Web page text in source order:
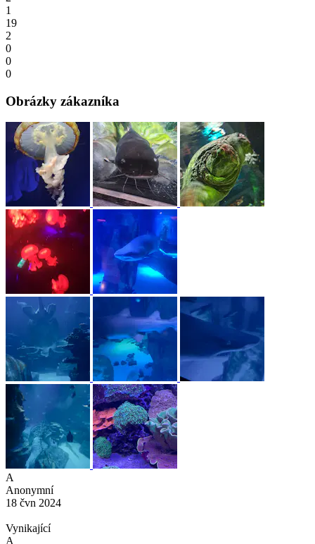
1
19
2
0
0
0
Obrázky zákazníka
A
Anonymní
18 čvn 2024
Vynikající
A